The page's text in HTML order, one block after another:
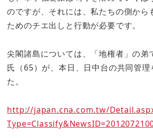
のですが、それには、私たちの側から
ためのチエ出しと行動が必要です。
尖閣諸島については、「地権者」の弟
氏（65）が、本日、日中台の共同管理
た。
http://japan.cna.com.tw/